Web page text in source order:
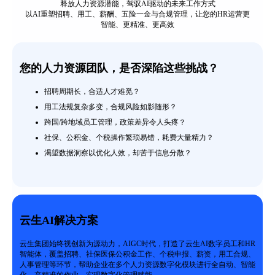
释放人力资源潜能，驾驭AI驱动的未来工作方式
以AI重塑招聘、用工、薪酬、五险一金与合规管理，让您的HR运营更
智能、更精准、更高效
您的人力资源团队，是否深陷这些挑战？
招聘周期长，合适人才难觅？
用工法规复杂多变，合规风险如影随形？
跨国/跨地域员工管理，政策差异令人头疼？
社保、公积金、个税操作繁琐易错，耗费大量精力？
渴望数据洞察以优化人效，却苦于信息分散？
云生AI解决方案
云生集团始终视创新为源动力，AIGC时代，打造了云生AI数字员工和HR
智能体，覆盖招聘、社保医保公积金工作、个税申报、薪资，用工合规、
人事管理等环节，帮助企业在多个人力资源数字化模块进行全自动、智能